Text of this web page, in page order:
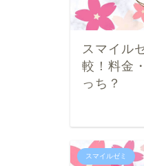
スマイル
較！料金
っち？
スマイルゼミ